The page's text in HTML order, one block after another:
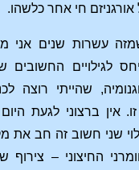
חי אחר כלשהו.
עשרות שנים אני
לגילויים
שהייתי רוצה
אין ברצוני לגעת
שני חשוב זה חב את
החיצוני – צירוף